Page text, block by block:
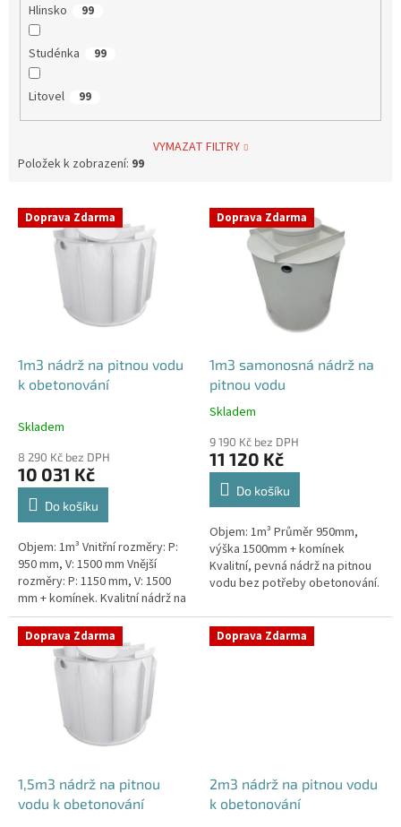
Hlinsko 99
Studénka 99
Litovel 99
VYMAZAT FILTRY
Položek k zobrazení: 99
V Doprava Zdarma
1m3 nádrž na pitnou vodu
k obetonování
Skladem
8 290 Kč bez DPH
10 031 Kč
Do košíku
Objem: 1m³ Vnitřní rozměry: P:
950 mm, V: 1500 mm Vnější
rozměry: P: 1150 mm, V: 1500
mm + komínek. Kvalitní nádrž na
pitnou vodu pod parkovací
stání. Průměr a umístění všech...
Doprava Zdarma
1m3 samonosná nádrž na
pitnou vodu
Průměrné
produktu
je
5,0
hvězdiček.
Skladem
9 190 Kč bez DPH
11 120 Kč
Do košíku
Objem: 1m³ Průměr 950mm,
výška 1500mm + komínek
Kvalitní, pevná nádrž na pitnou
vodu bez potřeby obetonování.
prostupů pro potrubí a hadice
specifikujte...
Doprava Zdarma
1,5m3 nádrž na pitnou
vodu k obetonování
Doprava Zdarma
2m3 nádrž na pitnou vodu
k obetonování